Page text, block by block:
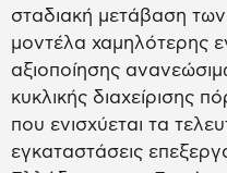
σταδιακή μετάβαση
μοντέλα χαμηλότερης
αξιοποίησης
κυκλικής διαχείρισης
που ενισχύεται τα
εγκαταστάσεις